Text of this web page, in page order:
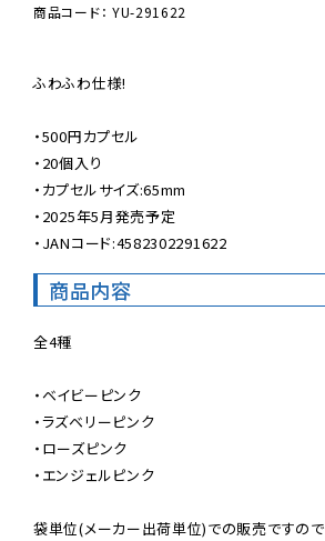
商品コード： YU-291622
ふわふわ仕様!
・500円カプセル
・20個入り
・カプセルサイズ:65mm
・2025年5月発売予定
・JANコード:4582302291622
商品内容
全4種
・ベイビーピンク
・ラズベリーピンク
・ローズピンク
・エンジェルピンク
袋単位(メーカー出荷単位)での販売ですので